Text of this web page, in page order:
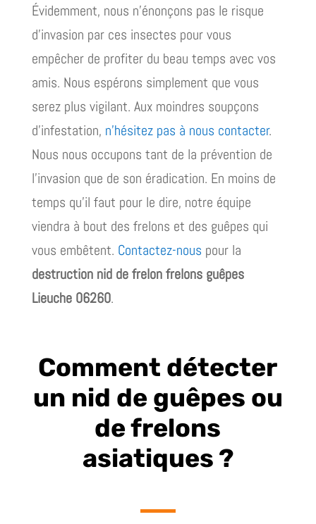
Évidemment, nous n’énonçons pas le risque
d’invasion par ces insectes pour vous
empêcher de profiter du beau temps avec vos
amis. Nous espérons simplement que vous
serez plus vigilant. Aux moindres soupçons
d’infestation, n’hésitez pas à nous contacter.
Nous nous occupons tant de la prévention de
l’invasion que de son éradication. En moins de
temps qu’il faut pour le dire, notre équipe
viendra à bout des frelons et des guêpes qui
vous embêtent. Contactez-nous pour la
destruction nid de frelon frelons guêpes
Lieuche 06260.
Comment détecter
un nid de guêpes ou
de frelons
asiatiques ?